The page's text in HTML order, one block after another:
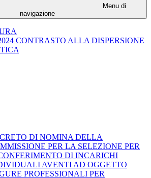
Menu di
navigazione
CONTRASTO ALLA DISPERSIONE
DI NOMINA DELLA
PER LA SELEZIONE PER
DI INCARICHI
AVENTI AD OGGETTO
PROFESSIONALI PER